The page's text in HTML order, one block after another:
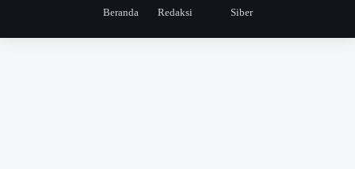
Beranda Redaksi Siber